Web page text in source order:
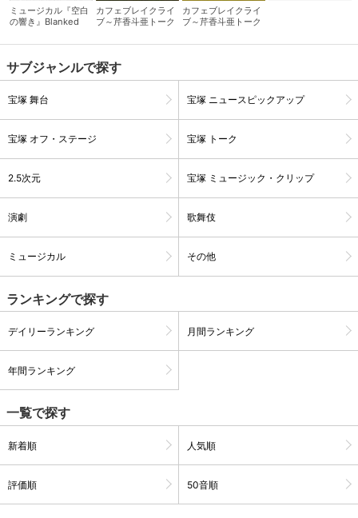
会員設定 閉じる
ジットカード情報の変更が可能です。
決済方法変更
４ヵ月分の購入明細の確認が可能です。
Myクーポン
ます。
レンタル、購入、定額見放題の購入履歴の
と便利です。
ミュージカル『空白
の響き』Blanked
カフェブレイクライ
ブ～芹香斗亜トーク
カフェブレイクライ
ブ～芹香斗亜トーク
サブジャンルで探す
宝塚 舞台 宝塚 ニュースピックアップ
宝塚 オフ・ステージ 宝塚 トーク
2.5次元 宝塚 ミュージック・クリップ
演劇 歌舞伎
ミュージカル その他
ランキングで探す
デイリーランキング 月間ランキング
年間ランキング
一覧で探す
新着順 人気順
評価順 50音順